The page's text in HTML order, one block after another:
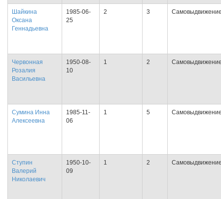
Шайкина
Оксана
Геннадьевна
1985-06-
25
2 3
Червонная
Розалия
Васильевна
1950-08-
10
1 2
Сумина Инна
Алексеевна
1985-11-
06
1 5
Ступин
Валерий
Николаевич
1950-10-
09
1 2